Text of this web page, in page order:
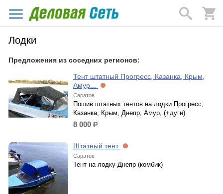
Лодки
Предложения из соседних регионов:
Тент штатный Прогресс, Казанка, Крым,
Амур...
Саратов
Пошив штатных тентов на лодки Прогресс,
Казанка, Крым, Днепр, Амур, (+дуги)
8 000 р.
Штатный тент
Саратов
Тент на лодку Днепр (комбик)